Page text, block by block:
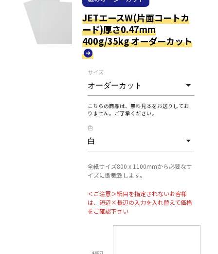
JETエースW(片面コートカ
ード)厚さ0.47mm
400g/35kg オーダーカット
サイズ
こちらの商品は、無料見本をお送りしてお
りません。ご了承ください。
色
全紙サイズ800 x 1100mmから必要なサ
イズに断裁致します。
＜ご注意＞紙目を指定されないお客様
は、短辺×長辺の入力を入れ替えて価格
をご確認下さい